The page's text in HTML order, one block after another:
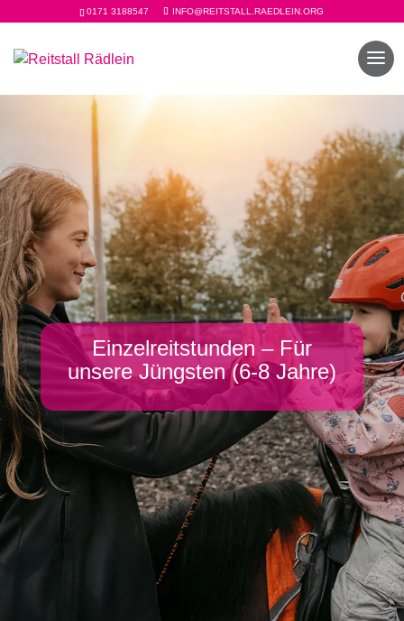
0171 3188547 INFO@REITSTALL.RAEDLEIN.ORG
Einzelreitstunden – Für
unsere Jüngsten (6-8 Jahre)